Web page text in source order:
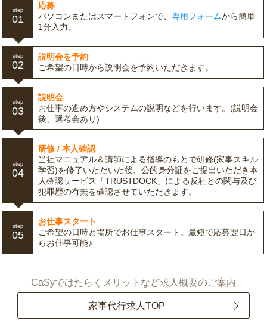
step
01
応募
パソコンまたはスマートフォンで、専用フォームから簡単
1分入力。
step
02
説明会を予約
ご希望の日時から説明会を予約いただきます。
step
03
説明会
お仕事の進め方やシステムの説明などを行います。(説明会
後、選考会あり)
step
04
研修 / 本人確認
当社マニュアル＆講師による指導のもとで研修(家事スキル
学習)を修了いただいた後、公的身分証をご提出いただき本
人確認サービス「TRUSTDOCK」による反社との関与及び
犯罪歴の有無を確認させていただきます。
step
05
お仕事スタート
ご希望の日時と場所でお仕事スタート。最短で応募翌日か
らお仕事可能♪
CaSyではたらくメリットなど求人概要のご案内
家事代行求人TOP